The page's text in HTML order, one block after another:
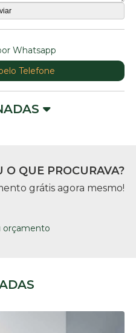
Whatsapp
Telefone
O QUE PROCURAVA?
grátis agora mesmo!
orçamento